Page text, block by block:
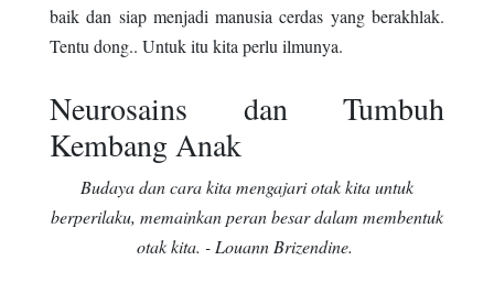
baik dan siap menjadi manusia cerdas yang berakhlak.
Tentu dong.. Untuk itu kita perlu ilmunya.
Neurosains dan Tumbuh
Kembang Anak
Budaya dan cara kita mengajari otak kita untuk
berperilaku, memainkan peran besar dalam membentuk
otak kita. - Louann Brizendine.